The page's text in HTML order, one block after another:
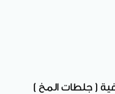
( جلطات المخ )